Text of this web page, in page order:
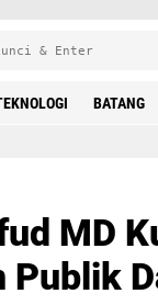
BATANG
MD
Publik